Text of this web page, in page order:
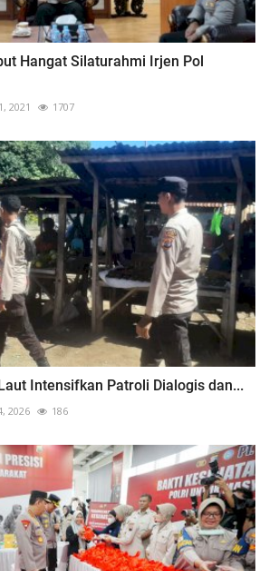
Hangat Silaturahmi Irjen Pol
2021 1707
Intensifkan Patroli Dialogis dan...
2026 186